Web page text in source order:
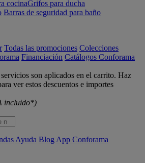
cocinaGrifos para ducha
Barras de seguridad para baño
Todas las promociones Colecciones
Financiación Catálogos Conforama
son aplicados en el carrito. Haz
ver estos descuentos e importes
incluido*)
Ayuda Blog App Conforama